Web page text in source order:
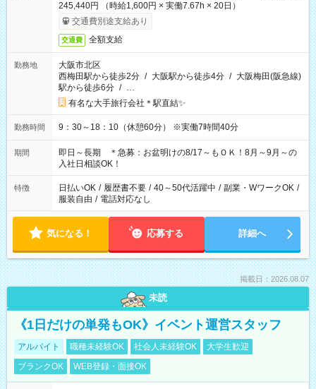
245,440円 （時給1,600円 × 実働7.67h × 20日）
交通費別途支給あり
交通費 全額支給
勤務地
大阪市北区
西梅田駅から徒歩2分 / 大阪駅から徒歩4分 / 大阪梅田(阪急線)
駅から徒歩6分 / …
有名な大手旅行会社＊駅直結✨
勤務時間 9：30～18：10（休憩60分） ※実働7時間40分
期間
即日～長期 ＊急募：お盆明けの8/17～もＯＫ！8月～9月～の
入社日相談OK！
特徴 日払いOK / 履歴書不要 / 40～50代活躍中 / 副業・WワークOK /
服装自由 / 電話対応なし
気になる！ 応募する 詳細へ
掲載日：2026.08.07
未読
《1日だけの単発もOK》イベント運営スタッフ
アルバイト 職種未経験OK 社会人未経験OK
大学生歓迎
ブランクOK
WEB登録・面接OK